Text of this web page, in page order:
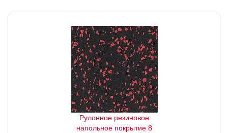
Рулонное резиновое
напольное покрытие 8